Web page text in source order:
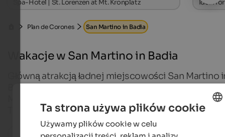
Spa-Hotel | St. Lorenzen at Mt. Kronplatz
Ideal
Plan de Corones San Martino in Badia
Wakacje w San Martino in Badia
Główną atrakcją ładnej miejscowości San Martino
Muzeum Ladinów, które mieści się w zamku
Wszystkie miejsca w regionie
Ta strona używa plików cookie
Używamy plików cookie w celu